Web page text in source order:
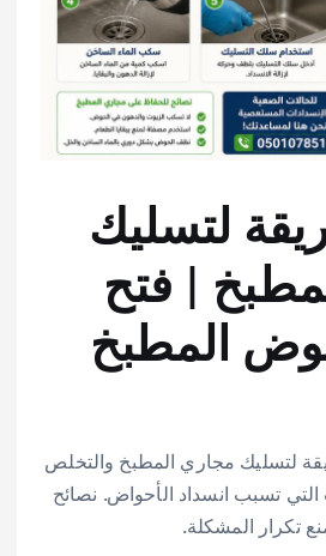
لتسليك
| فتح
المطبخ
لتسليك مجاري المطبخ والتخلص
تسبب انسداد الأحواض. نصائح
تكرار المشكلة.